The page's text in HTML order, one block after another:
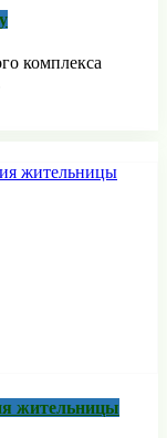
комплекса
жительницы